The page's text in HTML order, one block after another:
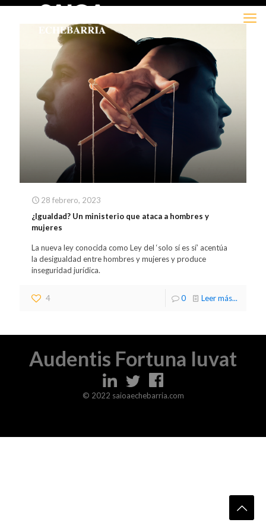
28 febrero, 2023
¿Igualdad? Un ministerio que ataca a hombres y
mujeres
La nueva ley conocida como Ley del ‘solo sí es sí’ acentúa
la desigualdad entre hombres y mujeres y produce
inseguridad jurídica.
4 0 Leer más...
Audentis Fortuna Iuvat
© 2022 saioaechebarria.com